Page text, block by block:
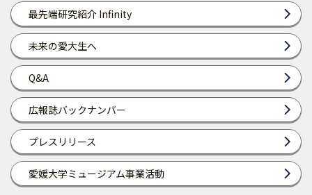
最先端研究紹介 Infinity
未来の愛大生へ
Q&A
広報誌バックナンバー
プレスリリース
愛媛大学ミュージアム事業活動